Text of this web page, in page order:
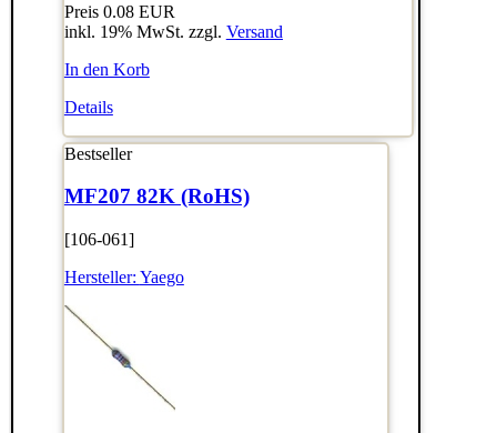
Preis 0.08 EUR
inkl. 19% MwSt. zzgl. Versand
In den Korb
Details
Bestseller
MF207 82K (RoHS)
[106-061]
Hersteller: Yaego